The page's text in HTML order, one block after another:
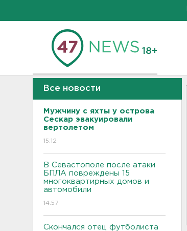
18+
Все новости
Мужчину с яхты у острова
Сескар эвакуировали
вертолетом
15:12
В Севастополе после атаки
БПЛА повреждены 15
многоквартирных домов и
автомобили
14:57
Скончался отец футболиста